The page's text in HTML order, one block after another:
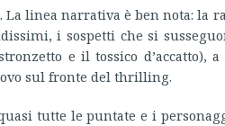
linea narrativa è ben nota: la
i sospetti che si
e il tossico d’accatto),
sul fronte del thrilling.
tutte le puntate e i